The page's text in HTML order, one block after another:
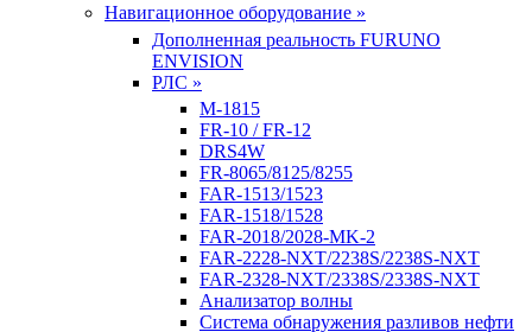
Навигационное оборудование »
Дополненная реальность FURUNO
ENVISION
РЛС »
M-1815
FR-10 / FR-12
DRS4W
FR-8065/8125/8255
FAR-1513/1523
FAR-1518/1528
FAR-2018/2028-MK-2
FAR-2228-NXT/2238S/2238S-NXT
FAR-2328-NXT/2338S/2338S-NXT
Анализатор волны
Система обнаружения разливов нефти